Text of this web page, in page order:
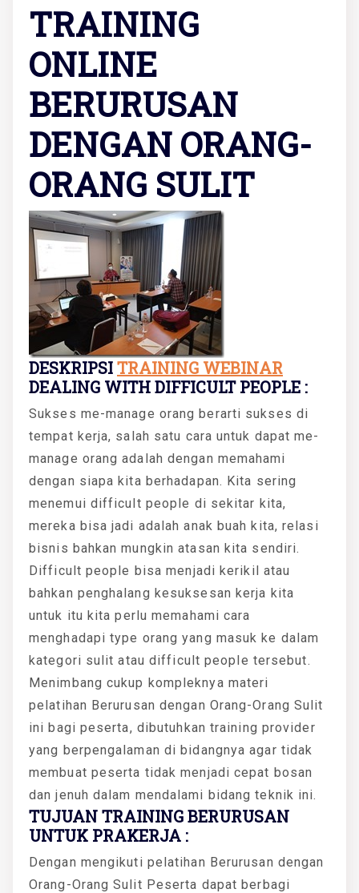
TRAINING
ONLINE
BERURUSAN
DENGAN ORANG-
ORANG SULIT
DESKRIPSITRAINING WEBINAR
DEALING WITH DIFFICULT PEOPLE :
Sukses me-manage orang berarti sukses di
tempat kerja, salah satu cara untuk dapat me-
manage orang adalah dengan memahami
dengan siapa kita berhadapan. Kita sering
menemui difficult people di sekitar kita,
mereka bisa jadi adalah anak buah kita, relasi
bisnis bahkan mungkin atasan kita sendiri.
Difficult people bisa menjadi kerikil atau
bahkan penghalang kesuksesan kerja kita
untuk itu kita perlu memahami cara
menghadapi type orang yang masuk ke dalam
kategori sulit atau difficult people tersebut.
Menimbang cukup kompleknya materi
pelatihan Berurusan dengan Orang-Orang Sulit
ini bagi peserta, dibutuhkan training provider
yang berpengalaman di bidangnya agar tidak
membuat peserta tidak menjadi cepat bosan
dan jenuh dalam mendalami bidang teknik ini.
TUJUAN TRAINING BERURUSAN
UNTUK PRAKERJA :
Dengan mengikuti pelatihan Berurusan dengan
Orang-Orang Sulit Peserta dapat berbagi